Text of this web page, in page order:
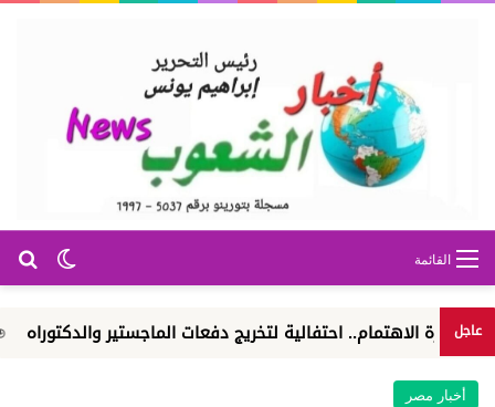
الوضع القائمة
عاجل احتفالية لتخريج دفعات الماجستير والدكتوراه الوكالة
أخبار مصر